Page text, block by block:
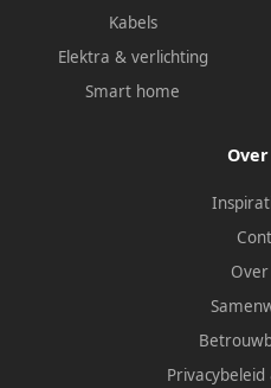
Kabels
Elektra & verlichting
Smart home
Privacybeleid